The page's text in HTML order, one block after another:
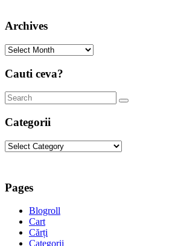
Archives
Archives
Cauti ceva?
Categorii
Categorii
Pages
Blogroll
Cart
Cărți
Categorii